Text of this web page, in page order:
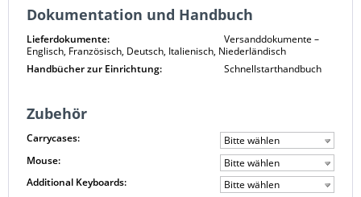
Dokumentation und Handbuch
Lieferdokumente:
Versanddokumente –
Englisch, Französisch, Deutsch, Italienisch, Niederländisch
Handbücher zur Einrichtung:
Schnellstarthandbuch
Zubehör
Carrycases:
Bitte wählen
Mouse:
Bitte wählen
Additional Keyboards:
Bitte wählen